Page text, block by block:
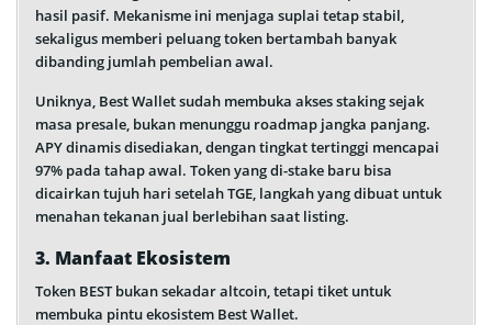
hasil pasif. Mekanisme ini menjaga suplai tetap stabil,
sekaligus memberi peluang token bertambah banyak
dibanding jumlah pembelian awal.
Uniknya, Best Wallet sudah membuka akses staking sejak
masa presale, bukan menunggu roadmap jangka panjang.
APY dinamis disediakan, dengan tingkat tertinggi mencapai
97% pada tahap awal. Token yang di-stake baru bisa
dicairkan tujuh hari setelah TGE, langkah yang dibuat untuk
menahan tekanan jual berlebihan saat listing.
3. Manfaat Ekosistem
Token BEST bukan sekadar altcoin, tetapi tiket untuk
membuka pintu ekosistem Best Wallet.